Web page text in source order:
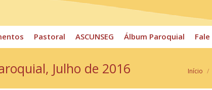
Pastoral ASCUNSEG Álbum Paroquial
Julho de 2016 Você
Início